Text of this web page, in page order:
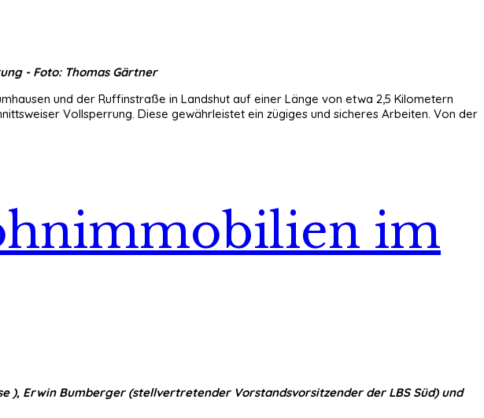
- Foto: Thomas Gärtner
und der Ruffinstraße in Landshut auf einer Länge von etwa 2,5 Kilometern
Vollsperrung. Diese gewährleistet ein zügiges und sicheres Arbeiten. Von der
im
), Erwin Bumberger (stellvertretender Vorstandsvorsitzender der LBS Süd) und